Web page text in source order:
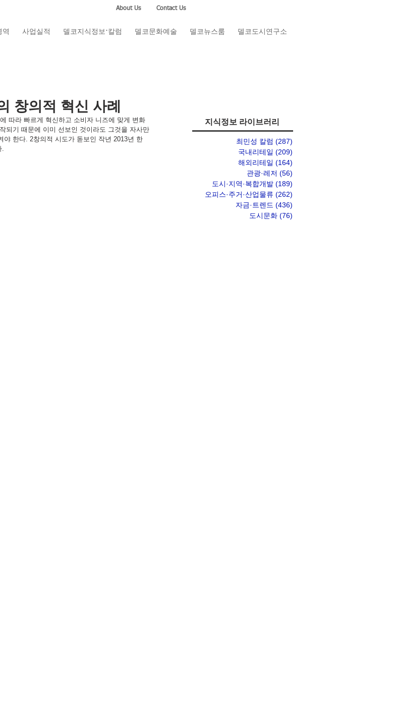
역 사업실적 델코지식정보·칼럼 델코문화예술 델코뉴스룸 델코도시연구소
About Us Contact Us
지식정보 라이브러리
최민성 칼럼 (287)
국내리테일 (209)
해외리테일 (164)
관광·레저 (56)
도시·지역·복합개발 (189)
오피스·주거·산업물류 (262)
자금·트렌드 (436)
도시문화 (76)
창의적 혁신 사례
따라 빠르게 혁신하고 소비자 니즈에 맞게 변화
되기 때문에 이미 선보인 것이라도 그것을 자사만
한다. 2창의적 시도가 돋보인 작년 2013년 한
.